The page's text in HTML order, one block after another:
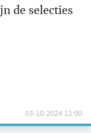
de selecties
03-10-2024 12:00